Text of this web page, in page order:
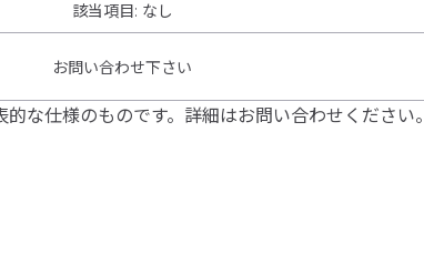
該当項目: なし
お問い合わせ下さい
的な仕様のものです。詳細はお問い合わせください。